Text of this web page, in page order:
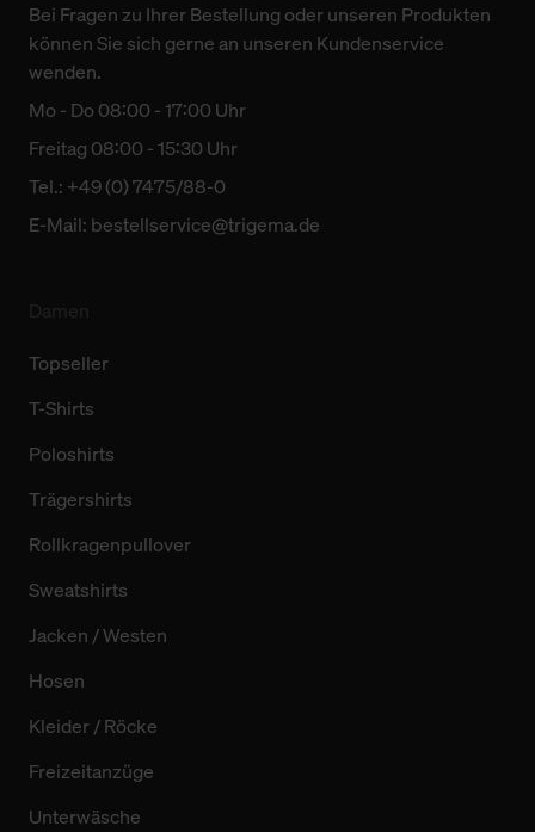
Bei Fragen zu Ihrer Bestellung oder unseren Produkten
können Sie sich gerne an unseren Kundenservice
wenden.
Mo - Do 08:00 - 17:00 Uhr
Freitag 08:00 - 15:30 Uhr
Tel.: +49 (0) 7475/88-0
E-Mail: bestellservice@trigema.de
Topseller
T-Shirts
Poloshirts
Trägershirts
Rollkragenpullover
Sweatshirts
Jacken / Westen
Hosen
Kleider / Röcke
Freizeitanzüge
Unterwäsche